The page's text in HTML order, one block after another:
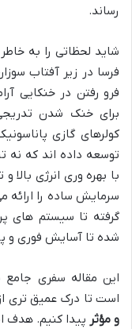
رساند.
شاید لحظاتی را به
فرسا در زیر آفتاب
فرو رفتن در خنکایی
برای خنک شدن
کولرهای گازی
توسعه داده اند که نه
با بهره وری انرژی بالا
سرمایش ساده را ارائه
گرفته تا سیستم های
شده تا آسایش فوری و
این مقاله سفری جامع
است تا درک عمیق تری
و مؤثر پیدا کنیم. هدف